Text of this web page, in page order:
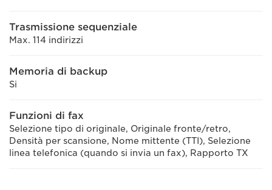
Trasmissione sequenziale
Max. 114 indirizzi
Memoria di backup
Si
Funzioni di fax
Selezione tipo di originale, Originale fronte/retro,
Densità per scansione, Nome mittente (TTI), Selezione
linea telefonica (quando si invia un fax), Rapporto TX